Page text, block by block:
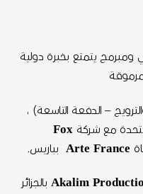
يتمتع بخبرة دولية
– الدفعة التاسعة) ،
مع شركة Fox
Arte France بباريس.
Akalim بالجزائر